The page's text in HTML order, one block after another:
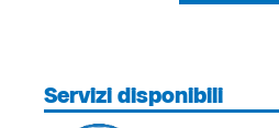
Servizi disponibili